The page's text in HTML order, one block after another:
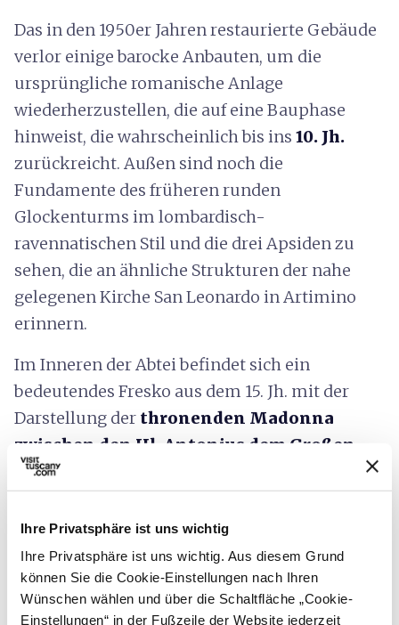
Ihre Privatsphäre ist uns wichtig
Ihre Privatsphäre ist uns wichtig. Aus diesem Grund
können Sie die Cookie-Einstellungen nach Ihren
Wünschen wählen und über die Schaltfläche „Cookie-
Einstellungen“ in der Fußzeile der Website jederzeit
Das in den 1950er Jahren restaurierte Gebäude
verlor einige barocke Anbauten, um die
ursprüngliche romanische Anlage
wiederherzustellen, die auf eine Bauphase
hinweist, die wahrscheinlich bis ins 10. Jh.
zurückreicht. Außen sind noch die
Fundamente des früheren runden
Glockenturms im lombardisch-
ravennatischen Stil und die drei Apsiden zu
sehen, die an ähnliche Strukturen der nahe
gelegenen Kirche San Leonardo in Artimino
erinnern.
Im Inneren der Abtei befindet sich ein
bedeutendes Fresko aus dem 15. Jh. mit der
Darstellung der thronenden Madonna
zwischen den Hl. Antonius dem Großen,
Martin, Nikolaus und Lucia
, vermutlich von
einem toskanischen Maler der spätgotischen
Tradition.
Dank einer kürzlich erfolgten Restaurierung
kann man heute nahe der Abtei übernachten
und so die Tradition der Gastfreundschaft für